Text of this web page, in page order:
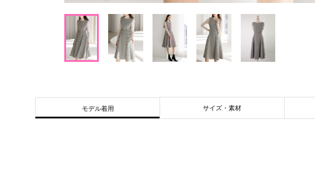
モデル着用 サイズ・素材